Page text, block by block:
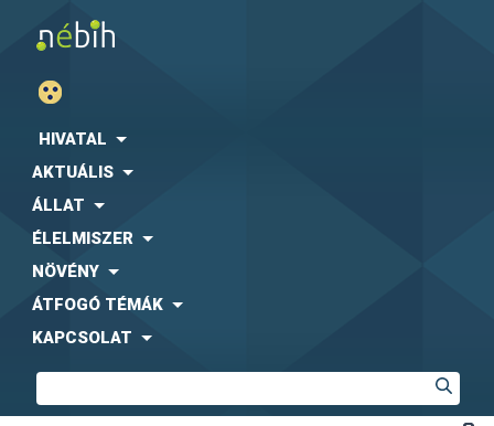
HIVATAL
AKTUÁLIS
ÁLLAT
ÉLELMISZER
NÖVÉNY
ÁTFOGÓ TÉMÁK
KAPCSOLAT